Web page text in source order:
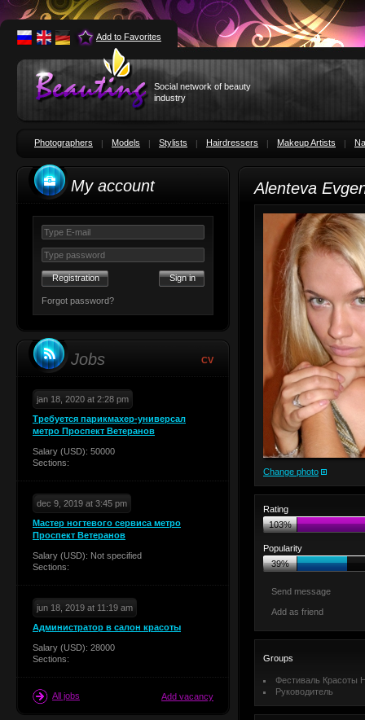
Add to Favorites
Social network of beauty
industry
Photographers Models Stylists Hairdressers Makeup Artists
My account
Registration
Forgot password?
Jobs CV
jan 18, 2020 at 2:28 pm
Требуется парикмахер-универсал
метро Проспект Ветеранов
Salary (USD): 50000
Sections:
dec 9, 2019 at 3:45 pm
Мастер ногтевого сервиса метро
Проспект Ветеранов
Salary (USD): Not specified
Sections:
jun 18, 2019 at 11:19 am
Администратор в салон красоты
Salary (USD): 28000
Sections:
All jobs Add vacancy
Alenteva
Change photo
Rating
103%
Popularity
39%
Send message
Add as friend
Groups
Фестиваль Красоты
Руководитель